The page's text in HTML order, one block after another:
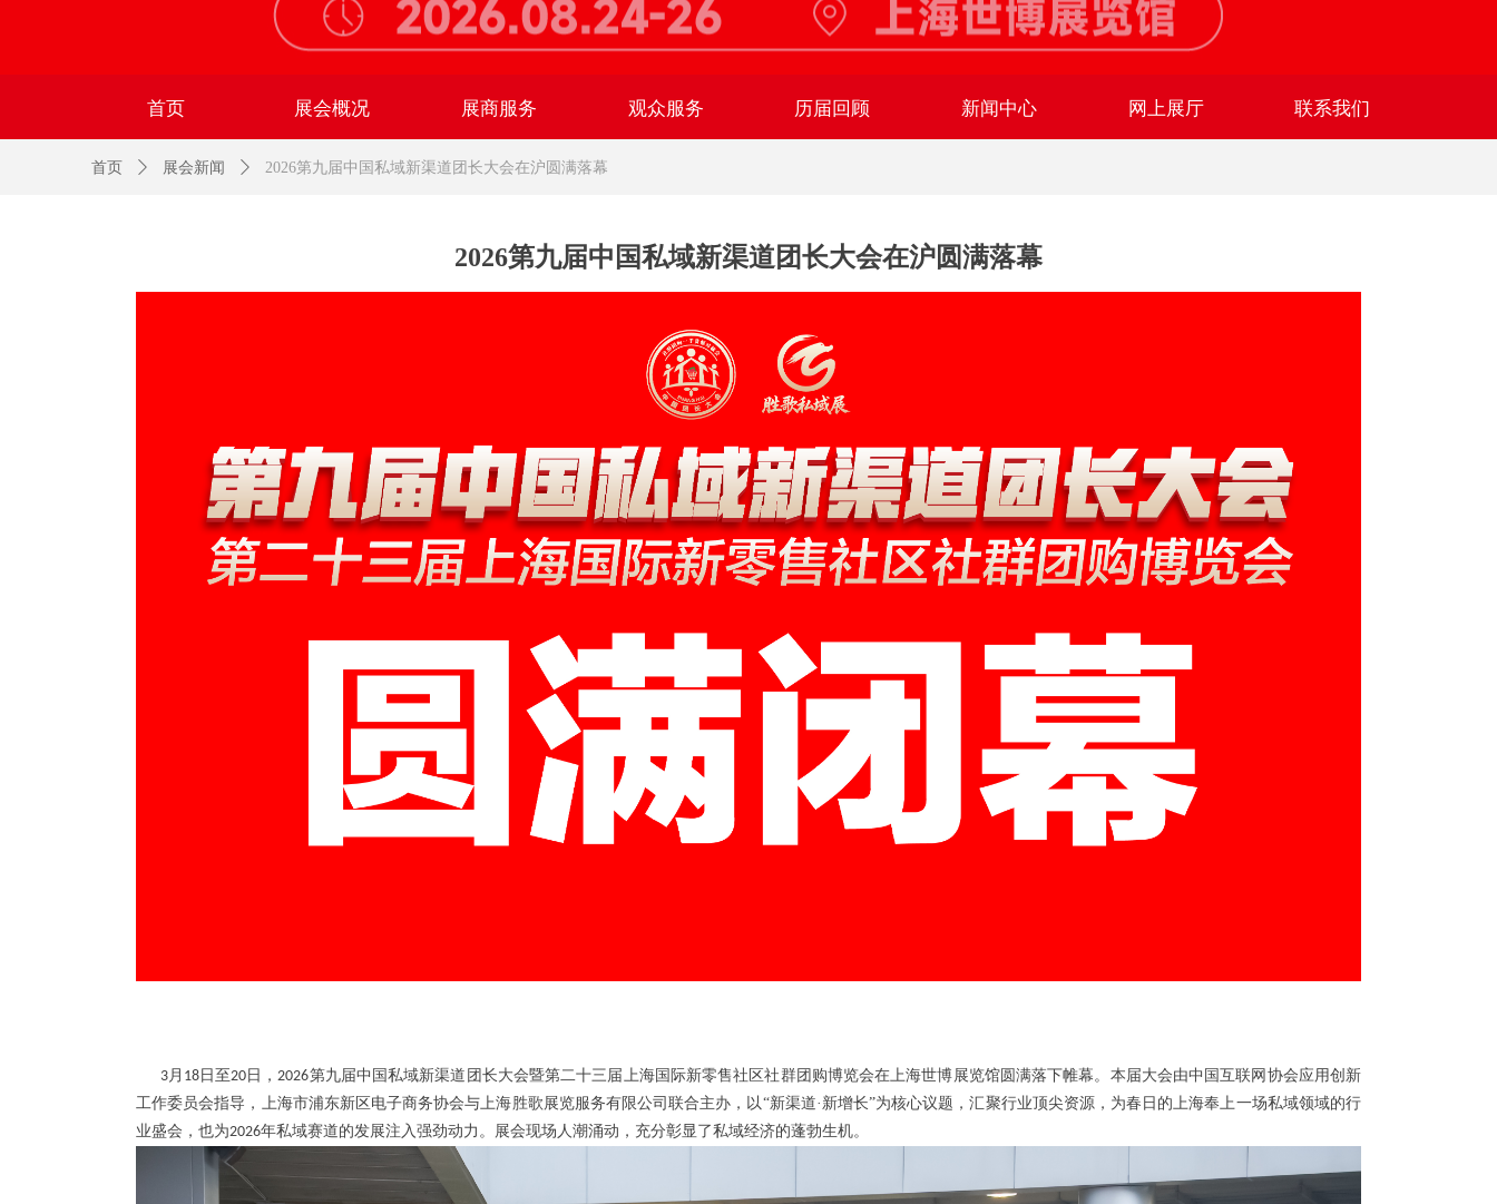
首页 展会概况 展商服务 观众服务 历届回顾 新闻中心 网上展厅 联系我们
首页 ꄲ 展会新闻 ꄲ 2026第九届中国私域新渠道团长大会在沪圆满落幕
2026第九届中国私域新渠道团长大会在沪圆满落幕
3月 18日至20 日， 2026第九届中国私域新渠道团长大会暨第二十三届上海国际新零售社区社群团购博览会在上海世博展览馆圆满落下帷幕。本届大会由中国互联网协会应用创新
工作委员会指导，上海市浦东新区电子商务协会与上海胜歌展览服务有限公司联合主办，以“新渠道·新增长”为核心议题，汇聚行业顶尖资源，为春日的上海奉上一场私域领域的行
业盛会，也为2026年私域赛道的发展注入强劲动力。展会现场人潮涌动，充分彰显了私域经济的蓬勃生机。